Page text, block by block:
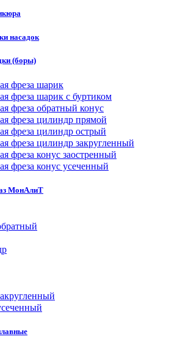
насадок
(боры)
фреза шарик
фреза шарик с буртиком
фреза обратный конус
фреза цилиндр прямой
фреза цилиндр острый
фреза цилиндр закругленный
фреза конус заостренный
фреза конус усеченный
МонАлиТ